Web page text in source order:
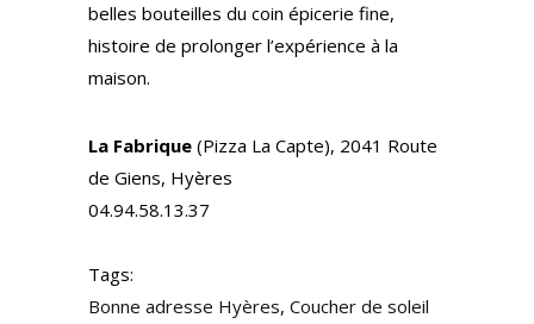
belles bouteilles du coin épicerie fine,
histoire de prolonger l’expérience à la
maison.
La Fabrique (Pizza La Capte), 2041 Route
de Giens, Hyères
04.94.58.13.37
Tags:
Bonne adresse Hyères, Coucher de soleil